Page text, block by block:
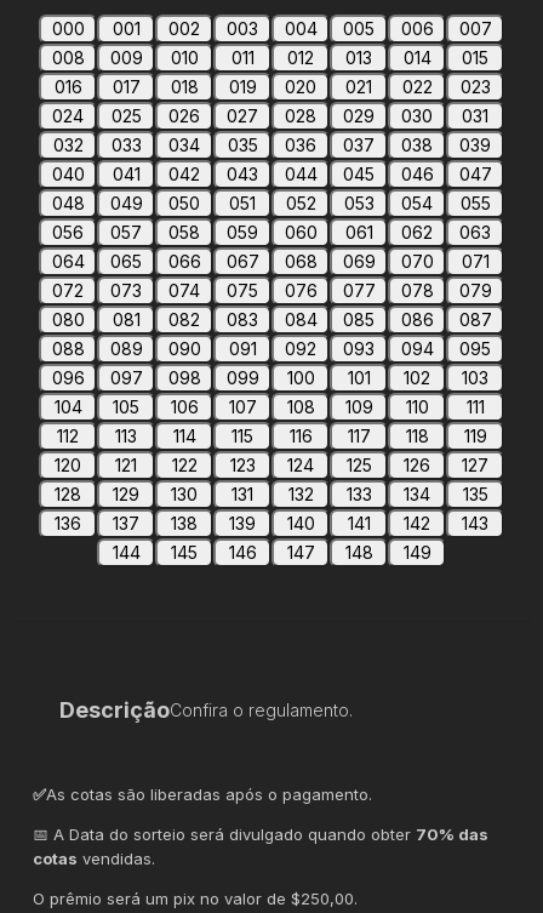
000 001 002 003 004 005 006
007
008
009 010 011 012 013 014
015
016
017 018 019 020 021 022
023
024
025 026 027 028 029 030
031
032
033 034 035 036 037 038
039
040
041 042 043 044 045 046
047
048
049 050 051 052 053 054
055
056
057 058 059 060 061 062
063
064
065 066 067 068 069 070
071
072
073 074 075 076 077 078
079
080
081 082 083 084 085 086
087
088
089 090 091 092 093 094
095
096
097 098 099 100 101 102
103
104
105 106 107 108 109 110
111
112
113 114 115 116 117 118
119
120
121 122 123 124 125 126
127
128
129 130 131 132 133 134
135
136
137 138 139 140 141 142
143
144
145 146 147 148 149
DescriçãoConfira o regulamento.
✅As cotas são liberadas após o pagamento.
📅 A Data do sorteio será divulgado quando obter 70% das
cotas vendidas.
O prêmio será um pix no valor de $250,00.